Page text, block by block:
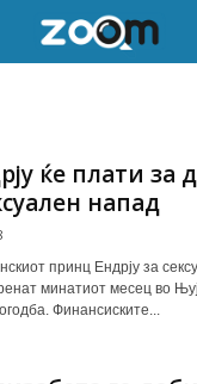
ќе плати за
напад
принц Ендрју за
минатиот месец во
Финансиските...